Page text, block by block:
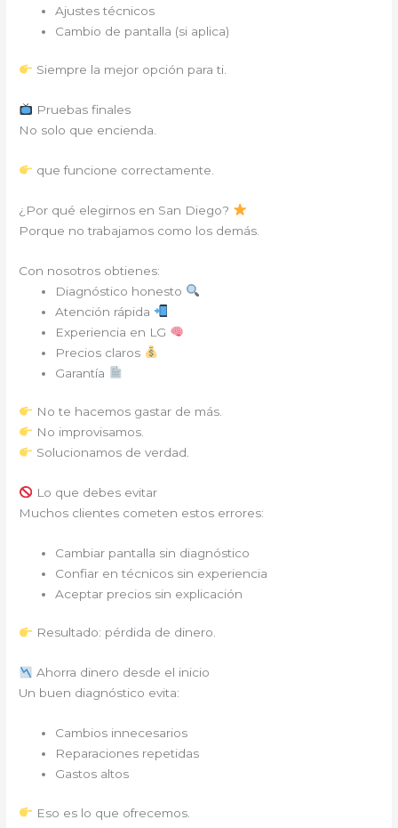
Ajustes técnicos
Cambio de pantalla (si aplica)
Siempre la mejor opción para ti.
Pruebas finales
No solo que encienda.
que funcione correctamente.
¿Por qué elegirnos en San Diego?
Porque no trabajamos como los demás.
Con nosotros obtienes:
Diagnóstico honesto
Atención rápida
Experiencia en LG
Precios claros
Garantía
No te hacemos gastar de más.
No improvisamos.
Solucionamos de verdad.
Lo que debes evitar
Muchos clientes cometen estos errores:
Cambiar pantalla sin diagnóstico
Confiar en técnicos sin experiencia
Aceptar precios sin explicación
Resultado: pérdida de dinero.
Ahorra dinero desde el inicio
Un buen diagnóstico evita:
Cambios innecesarios
Reparaciones repetidas
Gastos altos
Eso es lo que ofrecemos.